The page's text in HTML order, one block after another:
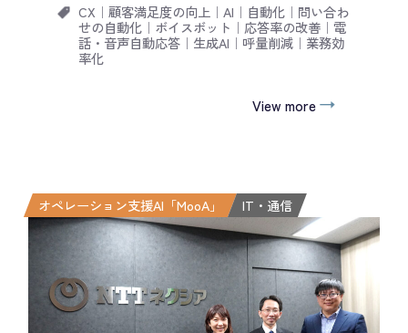
CX ｜ 顧客満足度の向上 ｜ AI ｜ 自動化｜ 問い合わ
せの自動化｜ ボイスボット ｜ 応答率の改善｜ 電
話・音声自動応答｜ 生成AI ｜ 呼量削減｜ 業務効
率化
View more
オペレーション支援AI「MooA」 IT・通信